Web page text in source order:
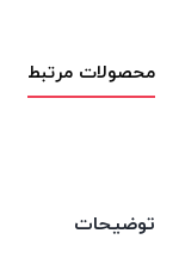
محصولات مرتبط
توضیحات